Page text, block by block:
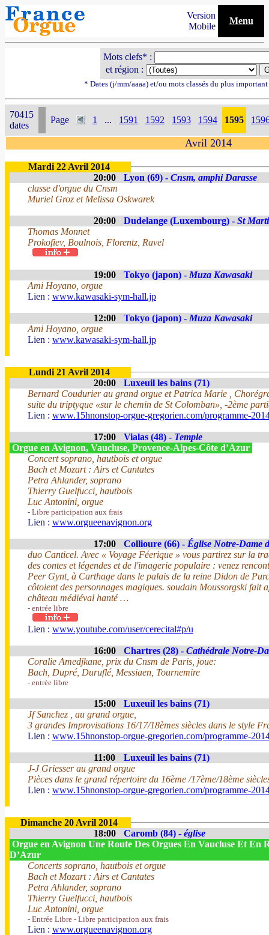
Version
Mobile
Menu
Mots clefs* :
et région :
* Dates (j/mm/aaaa) et/ou mots classés du plus
70415
dates
Page 1 ... 1591 1592 1593 1594 1595
Avril 2014
Mardi 22 Avril 2014
20:00
Lyon (69) - Cnsm, amphi Darasse
classe d'orgue du Cnsm
Muriel Groz et Melissa Oskwarek
20:00 Dudelange (Luxembourg) - St
Thomas Monnet
Prokofiev, Boulnois, Florentz, Ravel
19:00 Tokyo (japon) - Muza Kawasaki
Ami Hoyano, orgue
Lien : www.kawasaki-sym-hall.jp
12:00 Tokyo (japon) - Muza Kawasaki
Ami Hoyano, orgue
Lien : www.kawasaki-sym-hall.jp
Lundi 21 Avril 2014
20:00
Luxeuil les bains (71)
Bernard Coudurier au grand orgue et Patrica Marie ,
suite du triptyque «sur le chemin de St Colomban», -2ème
Lien : www.15hnonstop-orgue-gregorien.com/programme-
17:00 Vialas (48) - Temple
Orgue en Avignon, Vaucluse, Provence-Alpes-Côte d’Azur
Concert soprano, hautbois et orgue
Bach et Mozart : Airs et Cantates
Petra Ahlander, soprano
Thierry Guelfucci, hautbois
Luc Antonini, orgue
- Libre participation aux frais
Lien : www.orgueenavignon.org
17:00 Collioure (66) - Église Notre-Dame
duo Canticel. Avec « Voyage Féerique » vous partirez sur la
des contes et légendes et de l'imagerie populaire : venez
Peer Gynt, à Carthage dans le palais de la reine Didon de
côtoient des personnages magiques. soudain Moussorgski fait
château médiéval hanté …
- entrée libre
Lien : www.youtube.com/user/cerecital#p/u
16:00 Chartres (28) - Cathédrale Notre-
Coralie Amedjkane, prix du Cnsm de Paris, joue:
Bach, Dupré, Duruflé, Messiaen, Tournemire
- entrée libre
15:00
Luxeuil les bains (71)
Jf Sanchez , au grand orgue,
3 grandes Improvisations 16/17/18èmes siècles dans le style
Lien : www.15hnonstop-orgue-gregorien.com/programme-
11:00
Luxeuil les bains (71)
J-J Griesser au grand orgue
Pièces dans le grand répertoire du 16ème /17ème/18ème
Lien : www.15hnonstop-orgue-gregorien.com/programme-
Dimanche 20 Avril 2014
18:00
Caromb (84) - église
Orgue en Avignon Une Route Des Orgues En Vaucluse Et En
D’Azur
Concerts soprano, hautbois et orgue
Bach et Mozart : Airs et Cantates
Petra Ahlander, soprano
Thierry Guelfucci, hautbois
Luc Antonini, orgue
- Entrée Libre - Libre participation aux frais
Lien : www.orgueenavignon.org